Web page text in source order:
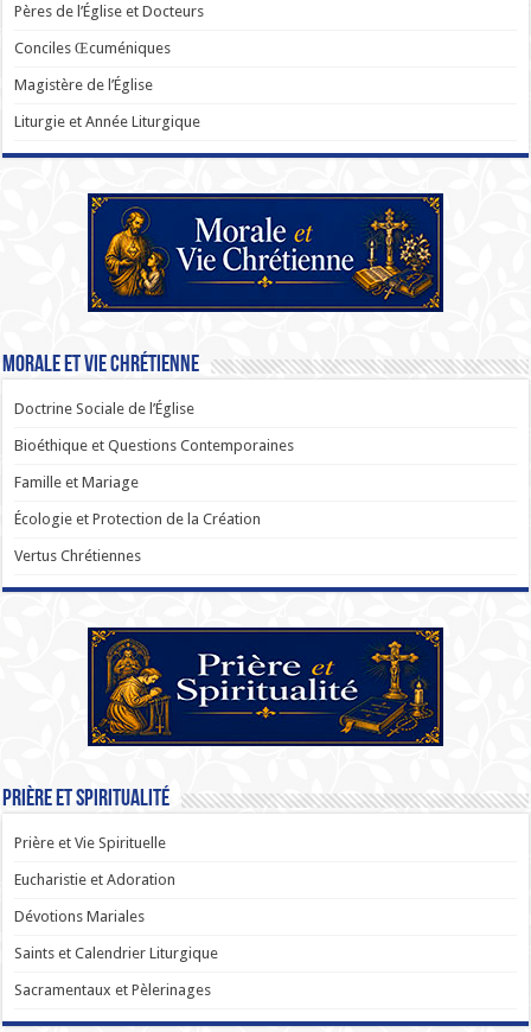
Pères de l’Église et Docteurs
Conciles Œcuméniques
Magistère de l’Église
Liturgie et Année Liturgique
Morale et Vie Chrétienne
Doctrine Sociale de l’Église
Bioéthique et Questions Contemporaines
Famille et Mariage
Écologie et Protection de la Création
Vertus Chrétiennes
Prière et Spiritualité
Prière et Vie Spirituelle
Eucharistie et Adoration
Dévotions Mariales
Saints et Calendrier Liturgique
Sacramentaux et Pèlerinages